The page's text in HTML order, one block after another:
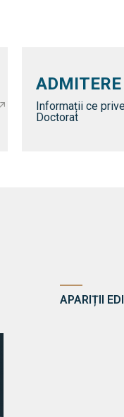
Informații ce
Doctorat
APARIȚII